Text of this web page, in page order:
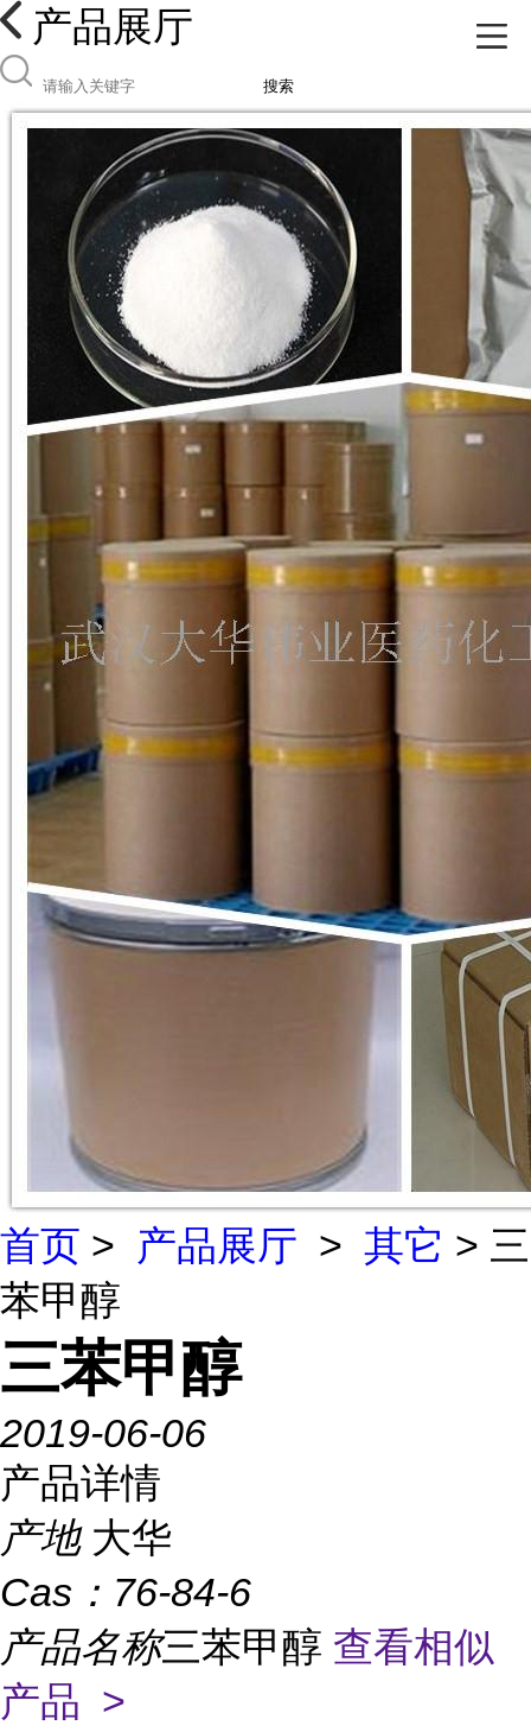
产品展厅
搜索
首页 > 产品展厅 > 其它 > 三
苯甲醇
三苯甲醇
2019-06-06
产品详情
产地 大华
Cas： 76-84-6
产品名称三苯甲醇 查看相似
产品 >